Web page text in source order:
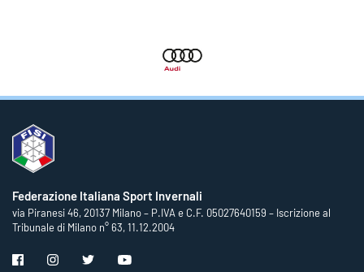
Federazione Italiana Sport Invernali
via Piranesi 46, 20137 Milano – P.IVA e C.F. 05027640159 – Iscrizione al
Tribunale di Milano n° 63, 11.12.2004